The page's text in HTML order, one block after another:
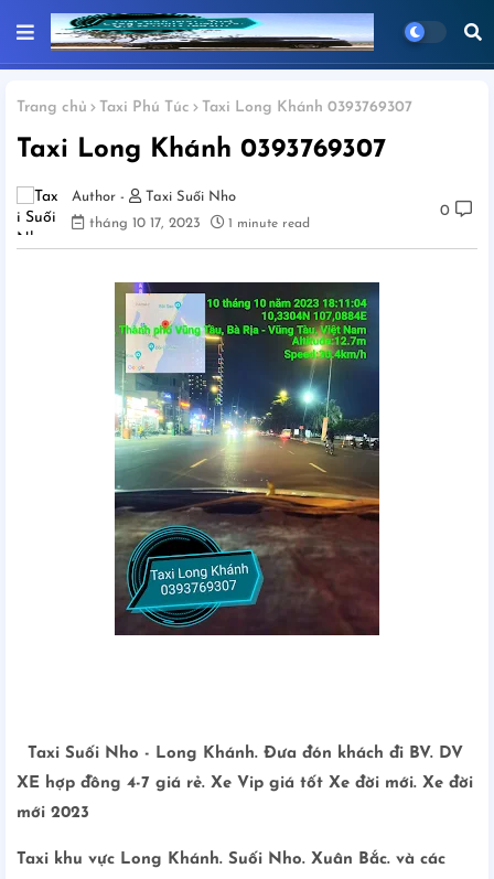
Trang chủ Taxi Phú Túc Taxi Long Khánh 0393769307
Taxi Long Khánh 0393769307
Taxi Suối Nho
tháng 10 17, 2023
1 minute read
0
Taxi Suối Nho - Long Khánh. Đưa đón khách đi BV. DV
XE hợp đồng 4-7 giá rẻ. Xe Vip giá tốt Xe đời mới. Xe đời
mới 2023
Taxi khu vực Long Khánh. Suối Nho. Xuân Bắc. và các